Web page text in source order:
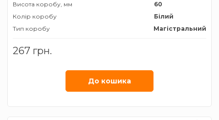
Висота коробу, мм
60
Колір коробу
Білий
Тип коробу
Магістральний
267 грн.
До кошика